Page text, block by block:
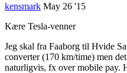
kensmark May 26 '15
Kære Tesla-venner
Jeg skal fra Faaborg til Hvide
converter (170 km/time) men
naturligvis, fx over mobile pay.